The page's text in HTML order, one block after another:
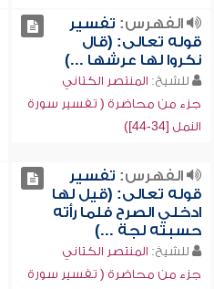
الفهرس: تفسير
قوله تعالى: (قال
نكروا لها عرشها ...)
للشيخ: المنتصر الكتاني
جزء من محاضرة ( تفسير سورة
النمل [34-44])
الفهرس: تفسير
قوله تعالى: (قيل لها
ادخلي الصرح فلما رأته
حسبته لجة ...)
للشيخ: المنتصر الكتاني
جزء من محاضرة ( تفسير سورة